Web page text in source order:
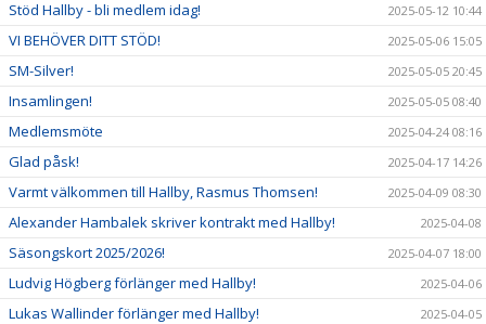
Stöd Hallby - bli medlem idag! 2025-05-12 10:44
VI BEHÖVER DITT STÖD! 2025-05-06 15:05
SM-Silver! 2025-05-05 20:45
Insamlingen! 2025-05-05 08:40
Medlemsmöte 2025-04-24 08:16
Glad påsk! 2025-04-17 14:26
Varmt välkommen till Hallby, Rasmus Thomsen! 2025-04-09 08:30
Alexander Hambalek skriver kontrakt med Hallby! 2025-04-08
Säsongskort 2025/2026! 2025-04-07 18:00
Ludvig Högberg förlänger med Hallby! 2025-04-06
Lukas Wallinder förlänger med Hallby! 2025-04-05